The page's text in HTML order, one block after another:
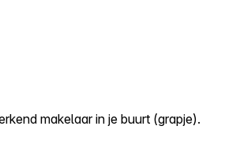
makelaar in je buurt (grapje).